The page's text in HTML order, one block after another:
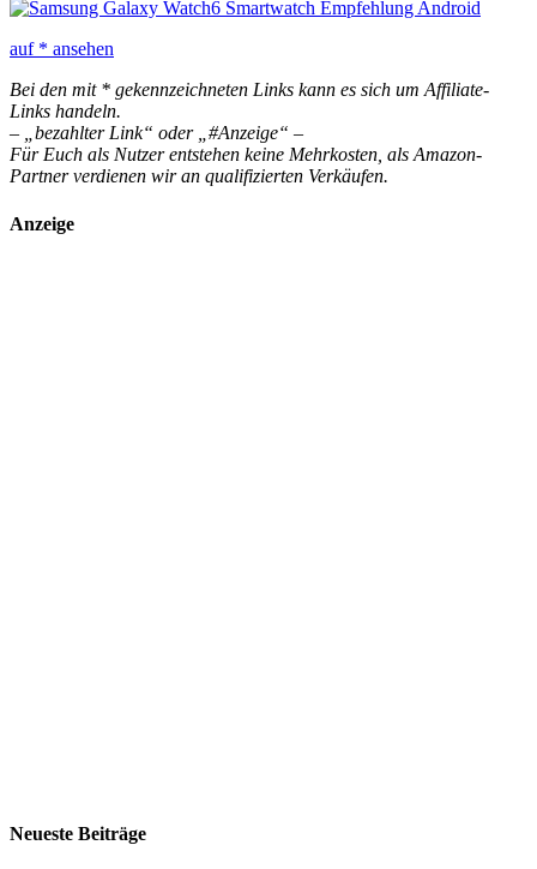
auf * ansehen
Bei den mit * gekennzeichneten Links kann es sich um Affiliate-
Links handeln.
– „bezahlter Link“ oder „#Anzeige“ –
Für Euch als Nutzer entstehen keine Mehrkosten, als Amazon-
Partner verdienen wir an qualifizierten Verkäufen.
Anzeige
Neueste Beiträge